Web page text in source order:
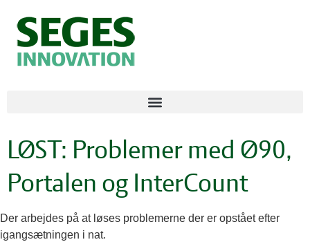
LØST: Problemer med Ø90,
Portalen og InterCount
Der arbejdes på at løses problemerne der er opstået efter
igangsætningen i nat.